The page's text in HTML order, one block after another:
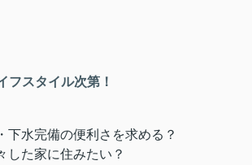
フスタイル次第！
下水完備の便利さを求める？
した家に住みたい？